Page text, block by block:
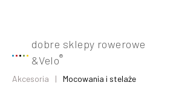
dobre sklepy rowerowe
&Velo®
Akcesoria Mocowania i stelaże